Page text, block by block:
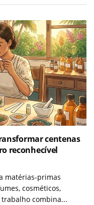
centenas
reconhecível
matérias-primas
cosméticos,
combina...